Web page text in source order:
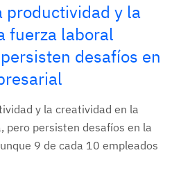
productividad y la
fuerza laboral
desafíos en
y la creatividad en la
pero persisten desafíos en la
9 de cada 10 empleados